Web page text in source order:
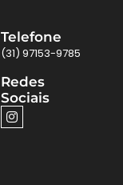
Telefone
(31) 97153-9785
Redes
Sociais